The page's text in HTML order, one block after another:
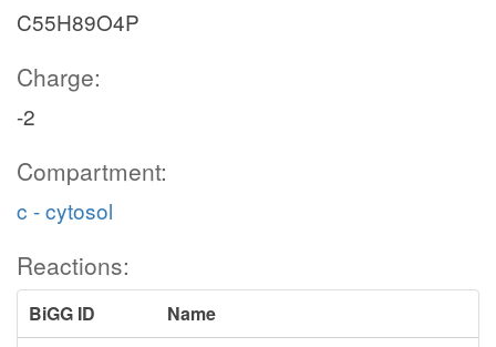
C55H89O4P
Charge:
-2
Compartment:
c - cytosol
Reactions:
BiGG ID
Name